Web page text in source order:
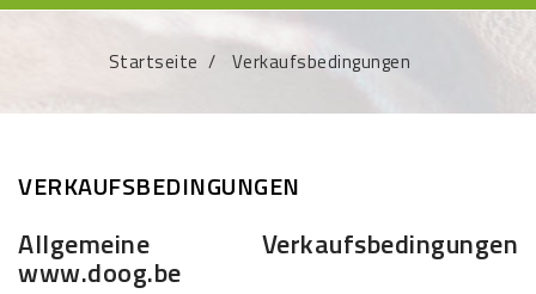
Startseite Verkaufsbedingungen
VERKAUFSBEDINGUNGEN
Allgemeine Verkaufsbedingungen
www.doog.be